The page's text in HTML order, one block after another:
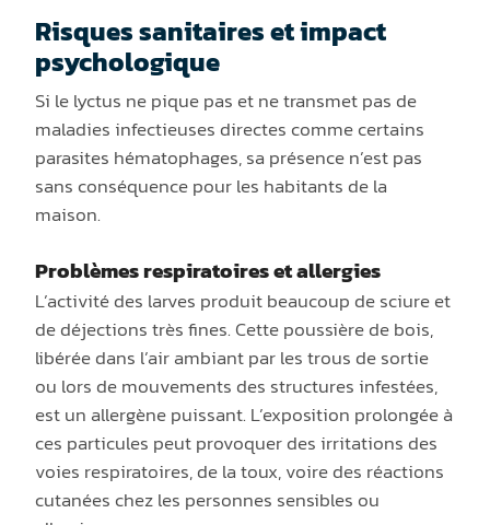
Risques sanitaires et impact
psychologique
Si le lyctus ne pique pas et ne transmet pas de
maladies infectieuses directes comme certains
parasites hématophages, sa présence n’est pas
sans conséquence pour les habitants de la
maison.
Problèmes respiratoires et allergies
L’activité des larves produit beaucoup de sciure et
de déjections très fines. Cette poussière de bois,
libérée dans l’air ambiant par les trous de sortie
ou lors de mouvements des structures infestées,
est un allergène puissant. L’exposition prolongée à
ces particules peut provoquer des irritations des
voies respiratoires, de la toux, voire des réactions
cutanées chez les personnes sensibles ou